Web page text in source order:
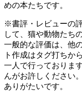
めの本たちです。
※書評・レビューの
して、猫や動物たち
一般的な評価は、他
ト作成はタグ打ちか
一人で行っておりま
んがお許しください
ありがたいです。